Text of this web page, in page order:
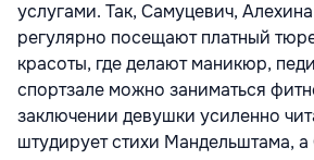
услугами. Так, Самуцевич,
регулярно посещают платный
красоты, где делают маникюр,
спортзале можно заниматься
заключении девушки усиленно
штудирует стихи Мандельштама,